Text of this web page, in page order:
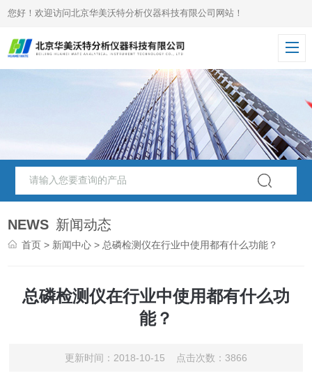
您好！欢迎访问北京华美沃特分析仪器科技有限公司网站！
NEWS 新闻动态
首页 > 新闻中心 > 总磷检测仪在行业中使用都有什么功能？
总磷检测仪在行业中使用都有什么功
能？
更新时间：2018-10-15 点击次数：3866